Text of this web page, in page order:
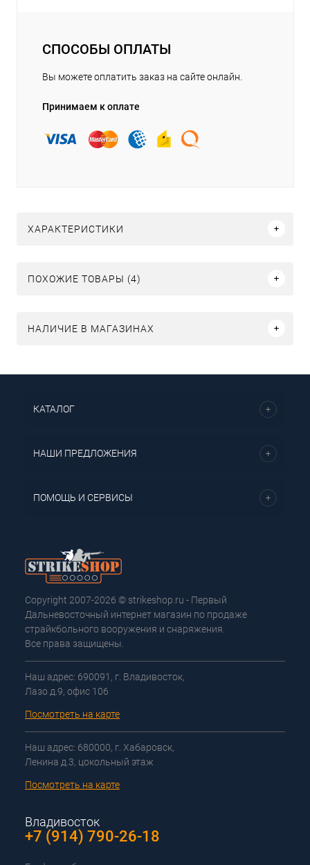
СПОСОБЫ ОПЛАТЫ
Вы можете оплатить заказ на сайте онлайн.
Принимаем к оплате
ХАРАКТЕРИСТИКИ
ПОХОЖИЕ ТОВАРЫ (4)
НАЛИЧИЕ В МАГАЗИНАХ
КАТАЛОГ
НАШИ ПРЕДЛОЖЕНИЯ
ПОМОЩЬ И СЕРВИСЫ
Copyright 2007-2026 © strikeshop.ru - Первый
Дальневосточный интернет магазин по продаже
страйкбольного вооружения и снаряжения.
Все права защищены.
Наш адрес: 690091, г. Владивосток,
Лазо д.9, офис 106
Посмотреть на карте
Наш адрес: 680000, г. Хабаровск,
Ленина д.3, цокольный этаж
Посмотреть на карте
Владивосток
+7 (914) 790-26-18